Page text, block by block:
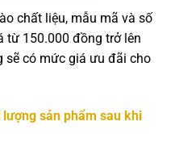
chất liệu, mẫu mã và số
từ 150.000 đồng trở lên
sẽ có mức giá ưu đãi cho
sản phẩm sau khi